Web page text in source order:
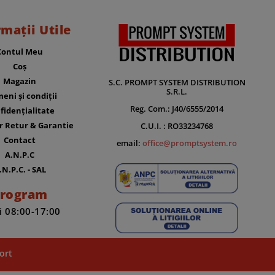
Utile
Meu
Coș
Magazin
și condiții
Retur & Garantie
Contact
A.N.P.C
- SAL
08:00-17:00
S.C. PROMPT SYSTEM DISTRIBUTION
S.R.L.
Reg. Com.: J40/6555/2014
C.U.I. : RO33234768
email: office@promptsystem.ro